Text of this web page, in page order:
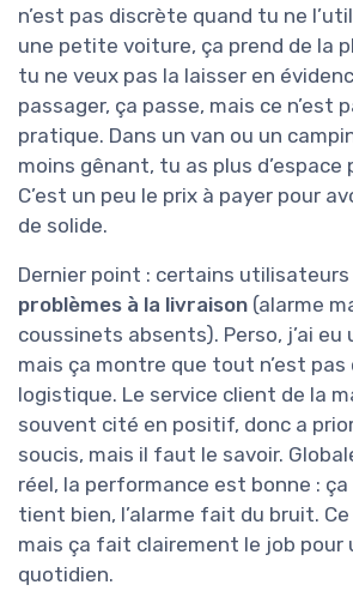
n’est pas discrète quand tu ne
une petite voiture, ça prend de la
tu ne veux pas la laisser en
passager, ça passe, mais ce n’est
pratique. Dans un van ou un
moins gênant, tu as plus d’espace
C’est un peu le prix à payer pour
de solide.
Dernier point : certains
problèmes à la livraison (alarme
coussinets absents). Perso, j’ai eu
mais ça montre que tout n’est pas
logistique. Le service client de la
souvent cité en positif, donc a
soucis, mais il faut le savoir.
réel, la performance est bonne :
tient bien, l’alarme fait du bruit.
mais ça fait clairement le job pour
quotidien.